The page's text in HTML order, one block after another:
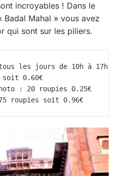
incroyables ! Dans le
Badal Mahal » vous avez
qui sont sur les piliers.
les jours de 10h à 17h
0.60€
: 20 roupies 0.25€
roupies soit 0.96€